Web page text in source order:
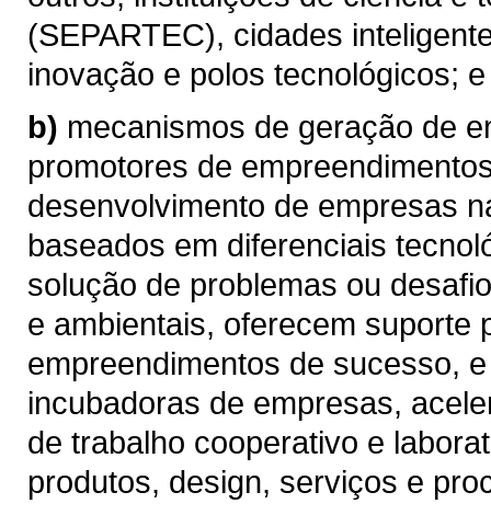
(SEPARTEC), cidades
inovação e polos tecnológicos; e
b) mecanismos de geração de
promotores de
desenvolvimento de empresas
baseados em diferenciais
solução de problemas ou
e ambientais, oferecem suporte
empreendimentos de sucesso,
incubadoras de empresas,
de trabalho cooperativo e
produtos, design, serviços e